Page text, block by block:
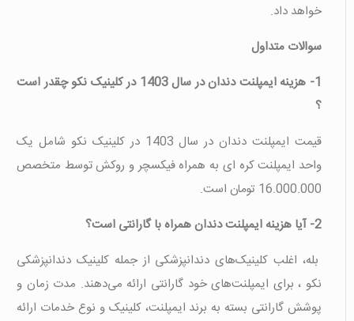
خواهد داد.
سوالات متداول
1- هزینه ایمپلنت دندان در سال 1403 در کلینیک نکو چقدر است
؟
قیمت ایمپلنت دندان در سال 1403 در کلینیک نکو شامل یک
واحد ایمپلنت کره ای به همراه فیکسچر و روکش توسط متخصص
16.000.000 تومان است.
2- آیا هزینه ایمپلنت دندان همراه با گارانتی است؟
بله، اغلب کلینیک‌های دندانپزشکی از جمله کلینیک دندانپزشکی
نکو ، برای ایمپلنت‌های خود گارانتی ارائه می‌دهند. مدت زمان و
پوشش گارانتی بسته به برند ایمپلنت، کلینیک و نوع خدمات ارائه